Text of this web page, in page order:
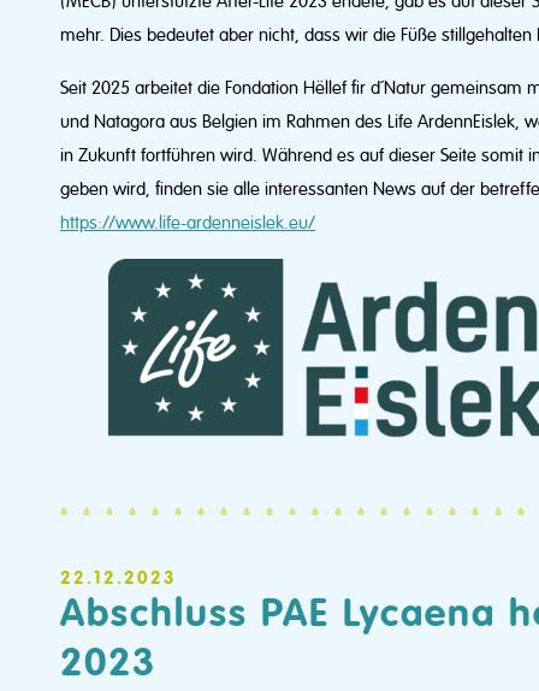
mehr. Dies bedeutet aber nicht, dass wir die Füße stillgehalten
Seit 2025 arbeitet die Fondation Hëllef fir d´Natur gemeinsam
und Natagora aus Belgien im Rahmen des Life ArdennEislek,
in Zukunft fortführen wird. Während es auf dieser Seite somit
geben wird, finden sie alle interessanten News auf der
https://www.life-ardenneislek.eu/
22.12.2023
Abschluss PAE Lycaena
2023